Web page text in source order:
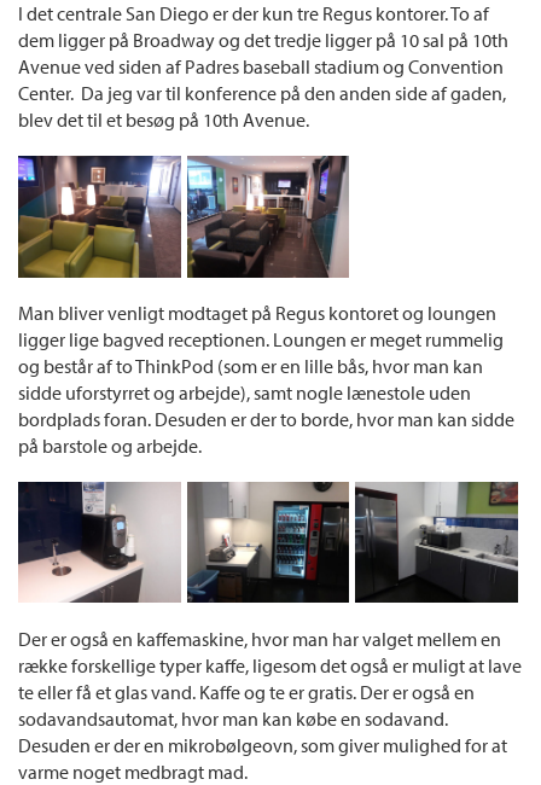
I det centrale San Diego er der kun tre Regus kontorer. To af
dem ligger på Broadway og det tredje ligger på 10 sal på 10th
Avenue ved siden af Padres baseball stadium og Convention
Center. Da jeg var til konference på den anden side af gaden,
blev det til et besøg på 10th Avenue.
Man bliver venligt modtaget på Regus kontoret og loungen
ligger lige bagved receptionen. Loungen er meget rummelig
og består af to ThinkPod (som er en lille bås, hvor man kan
sidde uforstyrret og arbejde), samt nogle lænestole uden
bordplads foran. Desuden er der to borde, hvor man kan sidde
på barstole og arbejde.
Der er også en kaffemaskine, hvor man har valget mellem en
række forskellige typer kaffe, ligesom det også er muligt at lave
te eller få et glas vand. Kaffe og te er gratis. Der er også en
sodavandsautomat, hvor man kan købe en sodavand.
Desuden er der en mikrobølgeovn, som giver mulighed for at
varme noget medbragt mad.